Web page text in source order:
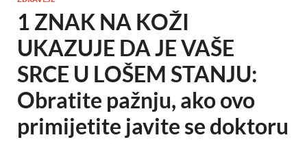
1 ZNAK NA KOŽI
UKAZUJE DA JE VAŠE
SRCE U LOŠEM STANJU:
Obratite pažnju, ako ovo
primijetite javite se doktoru